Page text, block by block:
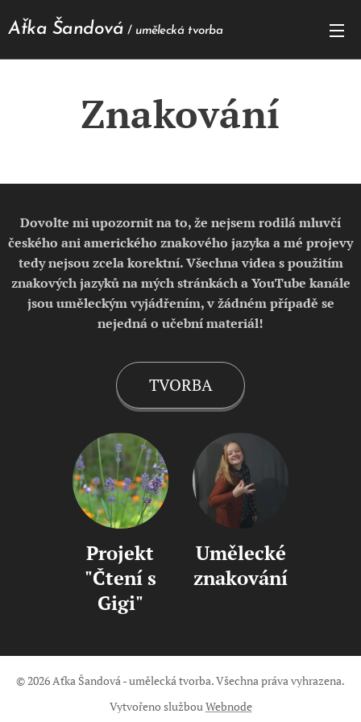
Aťka Šandová / umělecká tvorba
Znakování
Dovolte mi upozornit na to, že nejsem rodilá mluvčí
českého ani amerického znakového jazyka a mé projevy
tedy nejsou zcela korektní. Všechna videa s použitím
znakových jazyků na mých stránkách a YouTube kanále
jsou uměleckým vyjádřením, v žádném případě se
nejedná o učební materiál!
TVORBA
Projekt
"Čtení s
Gigi"
Umělecké
znakování
© 2026 Aťka Šandová - umělecká tvorba. Všechna práva vyhrazena.
Vytvořeno službouWebnode